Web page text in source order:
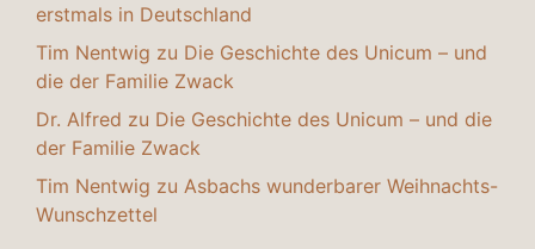
erstmals in Deutschland
Tim Nentwig zu Die Geschichte des Unicum – und
die der Familie Zwack
Dr. Alfred zu Die Geschichte des Unicum – und die
der Familie Zwack
Tim Nentwig zu Asbachs wunderbarer Weihnachts-
Wunschzettel